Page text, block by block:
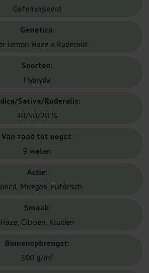
Gefeminiseerd
Genetica:
lemon Haze x Ruderalis
Soorten:
Hybryda
Sativa/Ruderalis:
30/50/20 %
Van zaad tot oogst:
9 weken
Actie:
Mozgos, Euforisch
Smaak:
Haze, Citroen, Kruiden
Binnenopbrengst:
500 g/m²